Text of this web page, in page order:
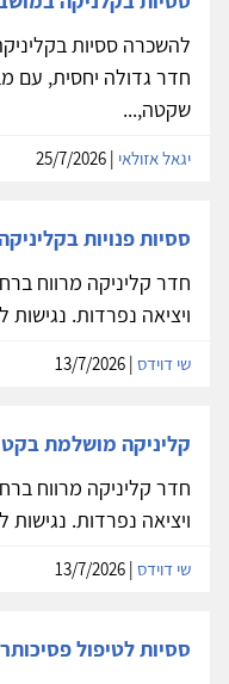
להשכרה ססיות
חדר גדולה יחסית, עם
שקטה,...
יגאל אזולאי
ססיות פנויות
חדר קליניקה מרווח
ויציאה נפרדות. נגישות
שי דוידס
קליניקה מושלמת
חדר קליניקה מרווח
ויציאה נפרדות. נגישות
שי דוידס
ססיות לטיפול